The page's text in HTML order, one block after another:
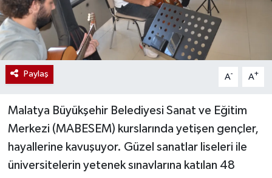
Paylaş A- A+
Malatya Büyükşehir Belediyesi Sanat ve Eğitim
Merkezi (MABESEM) kurslarında yetişen gençler,
hayallerine kavuşuyor. Güzel sanatlar liseleri ile
üniversitelerin yetenek sınavlarına katılan 48